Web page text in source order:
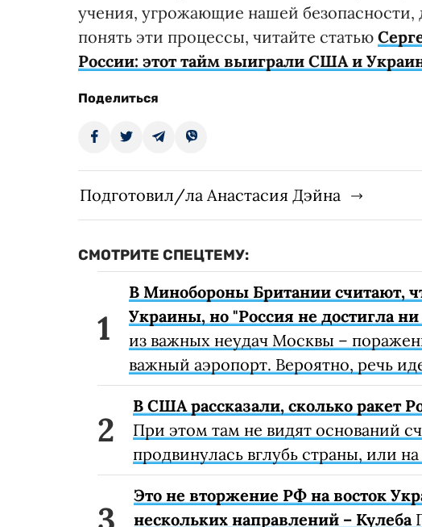
учения, угрожающие нашей безопасности,
понять эти процессы, читайте статью
России: этот тайм выиграли США и
Поделиться
Подготовил/ла Анастасия Дэйна
СМОТРИТЕ СПЕЦТЕМУ:
В Минобороны Британии считают,
Украины, но "Россия не достигла
из важных неудач Москвы –
важный аэропорт. Вероятно, речь
В США рассказали, сколько ракет
При этом там не видят оснований
продвинулась вглубь страны, или на
Это не вторжение РФ на восток
нескольких направлений – Кулеба